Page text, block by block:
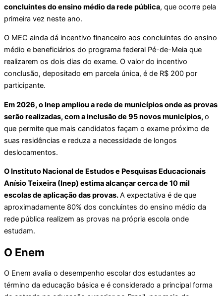
concluintes do ensino médio da rede pública, que ocorre pela
primeira vez neste ano.
O MEC ainda dá incentivo financeiro aos concluintes do ensino
médio e beneficiários do programa federal Pé-de-Meia que
realizarem os dois dias do exame. O valor do incentivo
conclusão, depositado em parcela única, é de R$ 200 por
participante.
Em 2026, o Inep ampliou a rede de municípios onde as provas
serão realizadas, com a inclusão de 95 novos municípios,o
que permite que mais candidatos façam o exame próximo de
suas residências e reduza a necessidade de longos
deslocamentos.
O Instituto Nacional de Estudos e Pesquisas Educacionais
Anísio Teixeira (Inep) estima alcançar cerca de 10 mil
escolas de aplicação das provas.A expectativa é de que
aproximadamente 80% dos concluintes do ensino médio da
rede pública realizem as provas na própria escola onde
estudam.
O Enem
O Enem avalia o desempenho escolar dos estudantes ao
término da educação básica e é considerado a principal forma